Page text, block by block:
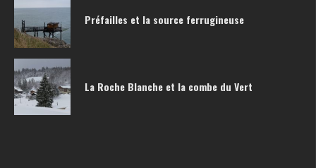
Préfailles et la source ferrugineuse
La Roche Blanche et la combe du Vert